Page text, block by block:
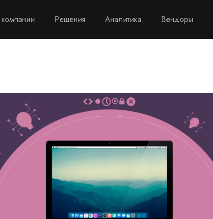
Решения Аналитика Вендоры